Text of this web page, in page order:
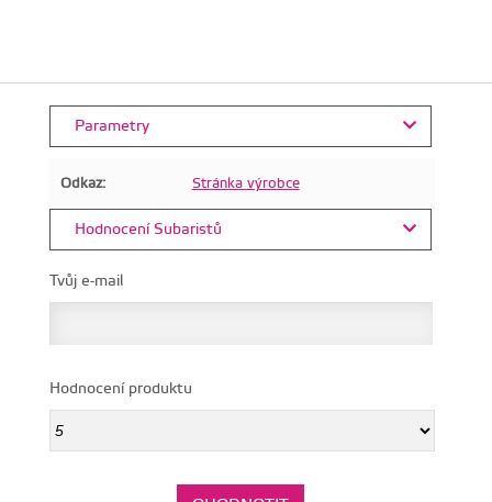
Parametry
Odkaz: Stránka výrobce
Hodnocení Subaristů
Tvůj e-mail
Hodnocení produktu